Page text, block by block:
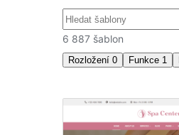
Hledat
6 887 šablon
Rozložení 0 Funkce 1
Vlastní
pozadí